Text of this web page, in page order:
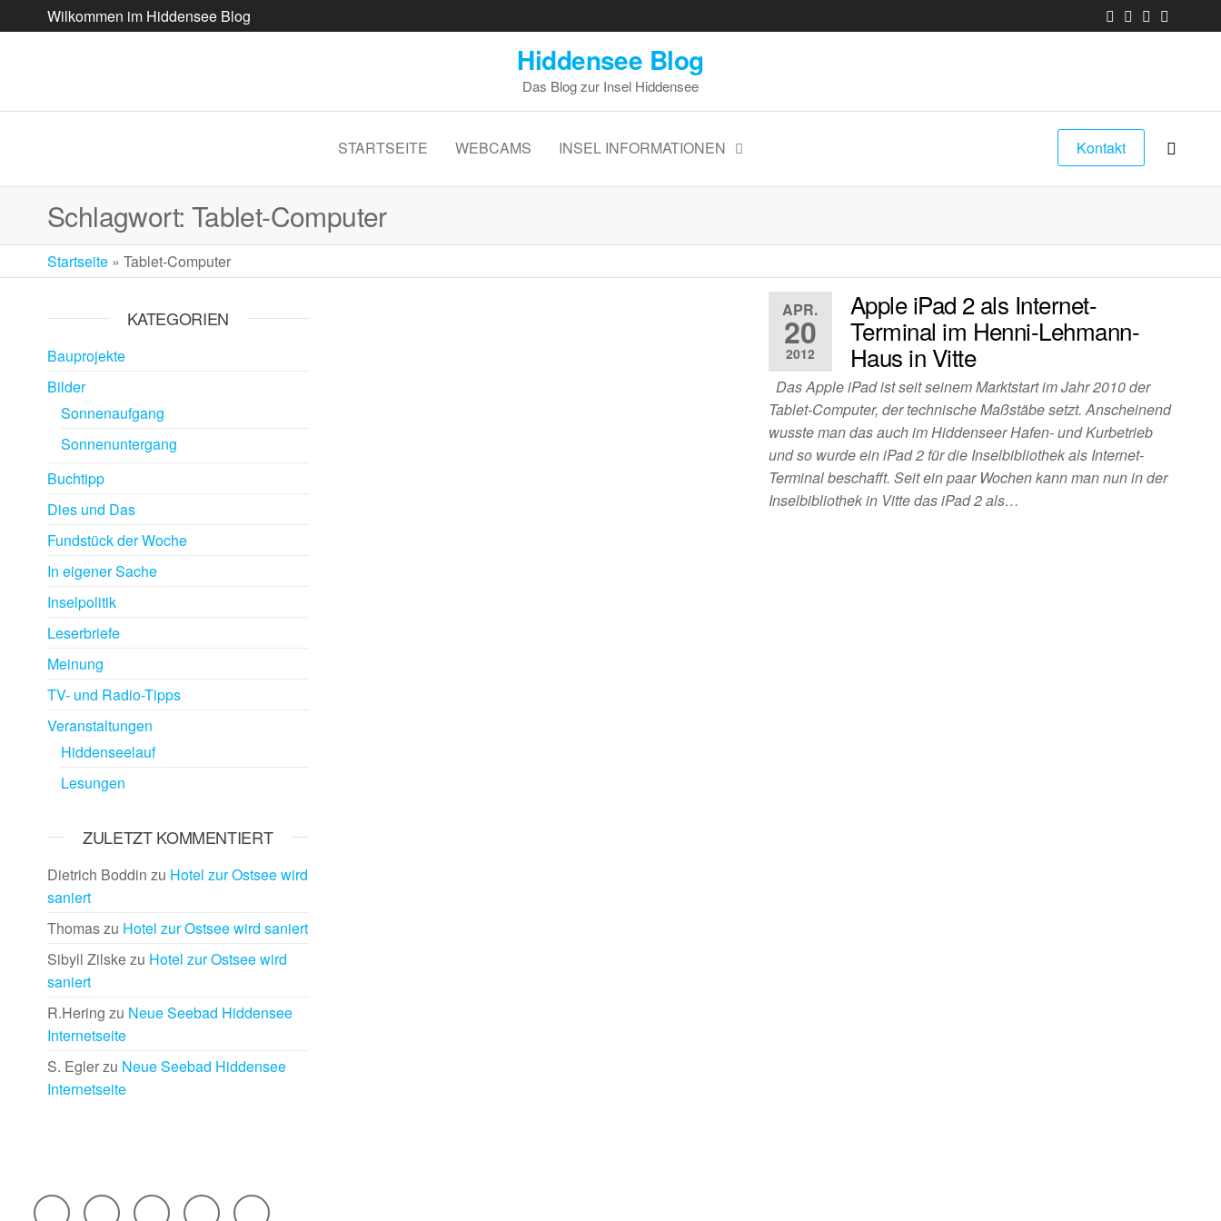
Wilkommen im Hiddensee Blog
Hiddensee Blog
Das Blog zur Insel Hiddensee
Kontakt
STARTSEITE WEBCAMS INSEL INFORMATIONEN
Schlagwort: Tablet-Computer
Startseite » Tablet-Computer
APR.
20
2012
Apple iPad 2 als Internet-
Terminal im Henni-Lehmann-
Haus in Vitte
Das Apple iPad ist seit seinem Marktstart im Jahr 2010 der
Tablet-Computer, der technische Maßstäbe setzt. Anscheinend
wusste man das auch im Hiddenseer Hafen- und Kurbetrieb
und so wurde ein iPad 2 für die Inselbibliothek als Internet-
Terminal beschafft. Seit ein paar Wochen kann man nun in der
Inselbibliothek in Vitte das iPad 2 als…
KATEGORIEN
Bauprojekte
Bilder
Sonnenaufgang
Sonnenuntergang
Buchtipp
Dies und Das
Fundstück der Woche
In eigener Sache
Inselpolitik
Leserbriefe
Meinung
TV- und Radio-Tipps
Veranstaltungen
Hiddenseelauf
Lesungen
ZULETZT KOMMENTIERT
Dietrich Boddin zu Hotel zur Ostsee wird
saniert
Thomaszu Hotel zur Ostsee wird saniert
Sibyll Zilskezu Hotel zur Ostsee wird
saniert
R.Hering zu Neue Seebad Hiddensee
Internetseite
S. Eglerzu Neue Seebad Hiddensee
Internetseite